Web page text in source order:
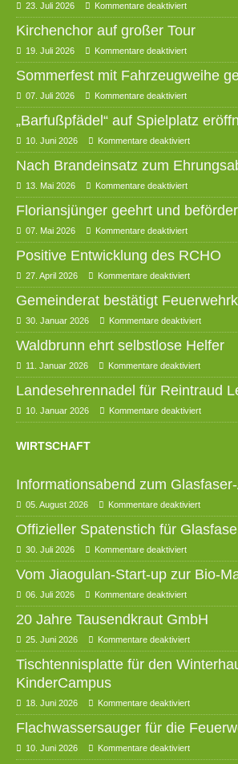
23. Juli 2026 Kommentare deaktiviert
Kirchenchor auf großer Tour
19. Juli 2026 Kommentare deaktiviert
Sommerfest mit Fahrzeugweihe
07. Juli 2026 Kommentare deaktiviert
„Barfußpfädel“ auf Spielplatz
10. Juni 2026 Kommentare deaktiviert
Nach Brandeinsatz zum
13. Mai 2026 Kommentare deaktiviert
Floriansjünger geehrt und
07. Mai 2026 Kommentare deaktiviert
Positive Entwicklung des RCHO
27. April 2026 Kommentare deaktiviert
Gemeinderat bestätigt
30. Januar 2026 Kommentare deaktiviert
Waldbrunn ehrt selbstlose Helfer
11. Januar 2026 Kommentare deaktiviert
Landesehrennadel für Reintraud
10. Januar 2026 Kommentare deaktiviert
WIRTSCHAFT
Informationsabend zum
05. August 2026 Kommentare deaktiviert
Offizieller Spatenstich für
30. Juli 2026 Kommentare deaktiviert
Vom Jiaogulan-Start-up zur Bio-
06. Juli 2026 Kommentare deaktiviert
20 Jahre Tausendkraut GmbH
25. Juni 2026 Kommentare deaktiviert
Tischtennisplatte für den
KinderCampus
18. Juni 2026 Kommentare deaktiviert
Flachwassersauger für die
10. Juni 2026 Kommentare deaktiviert